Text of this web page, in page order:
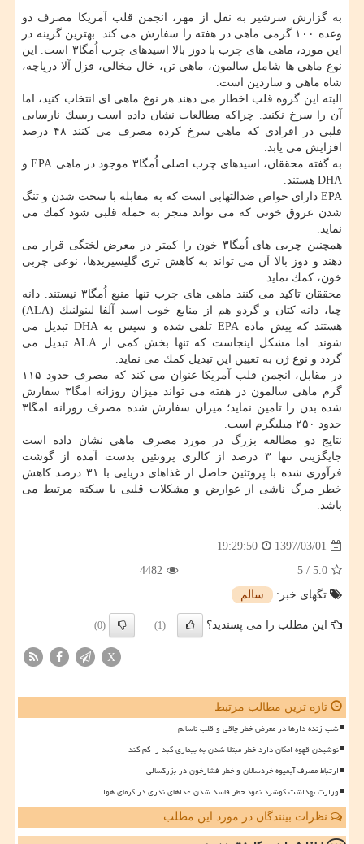
به گزارش سرشیر به نقل از مهر، انجمن قلب آمریكا مصرف دو
وعده ۱۰۰ گرمی ماهی در هفته را سفارش می كند. بهترین گزینه در
این مورد، ماهی های چرب با دوز بالا اسیدهای چرب اُمگا۳ است. این
نوع ماهی ها شامل سالمون، ماهی تن، خال مخالی، قزل آلا دریاچه،
شاه ماهی و ساردین است.
البته این گروه قلب اخطار می دهند هر نوع ماهی ای انتخاب كنید، اما
آن را سرخ نكنید. چراكه مطالعات نشان داده است ریسك نارسایی
قلبی در افرادی كه ماهی سرخ كرده مصرف می كنند ۴۸ درصد
افزایش می یابد.
به گفته محققان، اسیدهای چرب اصلی اُمگا۳ موجود در ماهی EPA و
DHA هستند.
EPA دارای خواص ضدالتهابی است كه به مقابله با سخت شدن و تنگ
شدن عروق خونی كه می تواند منجر به حمله قلبی شود كمك می
نماید.
همچنین چربی های اُمگا۳ خون را كمتر در معرض لختگی قرار می
دهند و دوز بالا آن می تواند به كاهش تری گلیسیریدها، نوعی چربی
خون، كمك نماید.
محققان تاكید می كنند ماهی های چرب تنها منبع اُمگا۳ نیستند. دانه
چیا، دانه كتان و گردو هم از منابع خوب اسید آلفا لینولنیك (ALA)
هستند كه پیش ماده EPA تلقی شده و سپس به DHA تبدیل می
شوند. اما مشكل اینجاست كه تنها بخش كمی از ALA تبدیل می
گردد و نوع ژن به تعیین این تبدیل كمك می نماید.
در مقابل، انجمن قلب آمریكا عنوان می كند كه مصرف حدود ۱۱۵
گرم ماهی سالمون در هفته می تواند میزان روزانه امگا۳ سفارش
شده بدن را تامین نماید؛ میزان سفارش شده مصرف روزانه امگا۳
حدود ۲۵۰ میلیگرم است.
نتایج دو مطالعه بزرگ در مورد مصرف ماهی نشان داده است
جایگزینی تنها ۳ درصد از كالری پروتئین بدست آمده از گوشت
فرآوری شده با پروتئین حاصل از غذاهای دریایی با ۳۱ درصد كاهش
خطر مرگ ناشی از عوارض و مشكلات قلبی یا سكته مرتبط می
باشد.
1397/03/01
19:29:50
5.0
/
5
4482
تگهای خبر:
سالم
این مطلب را می پسندید؟ (1)
(0)
X
تازه ترین مطالب مرتبط
شب زنده دارها در معرض خطر چاقی و قلب ناسالم
نوشیدن قهوه امکان دارد خطر مبتلا شدن به بیماری کبد را کم کند
ارتباط مصرف آبمیوه خردسالان و خطر فشارخون در بزرگسالی
وزارت بهداشت گوشزد نمود خطر فاسد شدن غذاهای نذری در گرمای هوا
نظرات بینندگان در مورد این مطلب